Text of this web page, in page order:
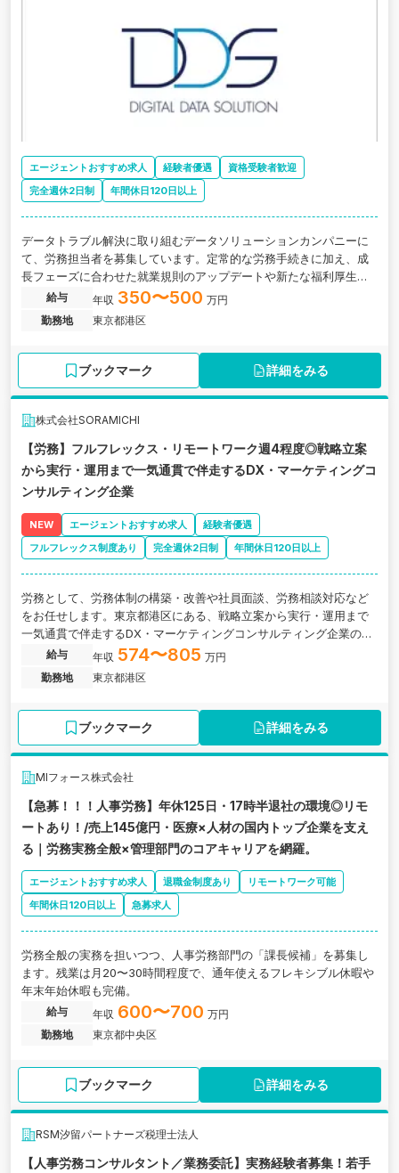
エージェントおすすめ求人 経験者優遇
資格受験者歓迎
完全週休2日制
年間休日120日以上
データトラブル解決に取り組むデータソリューションカンパニーに
て、労務担当者を募集しています。定常的な労務手続きに加え、成
長フェーズに合わせた就業規則のアップデートや新たな福利厚生制
度の企画立案など、より良い組織づくりに向けた仕組み化を推進す
るポジションです。実力主義の社風のもと、労務のプロとして早期
キャリアアップが目指せます。
給与 年収 350〜500 万円
勤務地
東京都港区
ブックマーク 詳細をみる
株式会社SORAMICHI
【労務】フルフレックス・リモートワーク週4程度◎戦略立案
から実行・運用まで一気通貫で伴走するDX・マーケティングコ
ンサルティング企業
NEW エージェントおすすめ求人
経験者優遇
フルフレックス制度あり
完全週休2日制 年間休日120日以上
労務として、労務体制の構築・改善や社員面談、労務相談対応など
をお任せします。東京都港区にある、戦略立案から実行・運用まで
一気通貫で伴走するDX・マーケティングコンサルティング企業の求
人です。
給与 年収 574〜805 万円
勤務地
東京都港区
ブックマーク 詳細をみる
MIフォース株式会社
【急募！！！人事労務】年休125日・17時半退社の環境◎リモ
ートあり！/売上145億円・医療×人材の国内トップ企業を支え
る｜労務実務全般×管理部門のコアキャリアを網羅。
エージェントおすすめ求人 退職金制度あり
リモートワーク可能
年間休日120日以上
急募求人
労務全般の実務を担いつつ、人事労務部門の「課長候補」を募集し
ます。残業は月20〜30時間程度で、通年使えるフレキシブル休暇や
年末年始休暇も完備。
給与 年収 600〜700 万円
勤務地
東京都中央区
ブックマーク 詳細をみる
RSM汐留パートナーズ税理士法人
【人事労務コンサルタント／業務委託】実務経験者募集！若手